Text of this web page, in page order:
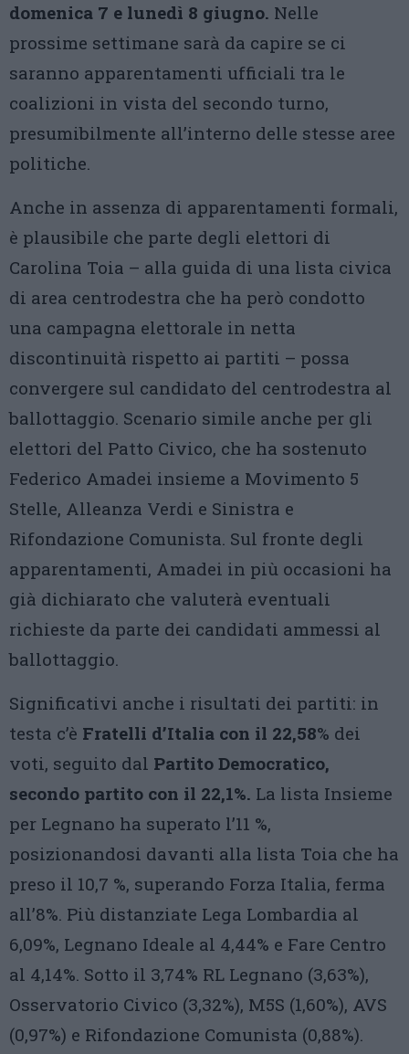
domenica 7 e lunedì 8 giugno. Nelle
prossime settimane sarà da capire se ci
saranno apparentamenti ufficiali tra le
coalizioni in vista del secondo turno,
presumibilmente all’interno delle stesse aree
politiche.
Anche in assenza di apparentamenti formali,
è plausibile che parte degli elettori di
Carolina Toia – alla guida di una lista civica
di area centrodestra che ha però condotto
una campagna elettorale in netta
discontinuità rispetto ai partiti – possa
convergere sul candidato del centrodestra al
ballottaggio. Scenario simile anche per gli
elettori del Patto Civico, che ha sostenuto
Federico Amadei insieme a Movimento 5
Stelle, Alleanza Verdi e Sinistra e
Rifondazione Comunista. Sul fronte degli
apparentamenti, Amadei in più occasioni ha
già dichiarato che valuterà eventuali
richieste da parte dei candidati ammessi al
ballottaggio.
Significativi anche i risultati dei partiti: in
testa c’è Fratelli d’Italia con il 22,58% dei
voti, seguito dal Partito Democratico,
secondo partito con il 22,1%. La lista Insieme
per Legnano ha superato l’11 %,
posizionandosi davanti alla lista Toia che ha
preso il 10,7 %, superando Forza Italia, ferma
all’8%. Più distanziate Lega Lombardia al
6,09%, Legnano Ideale al 4,44% e Fare Centro
al 4,14%. Sotto il 3,74% RL Legnano (3,63%),
Osservatorio Civico (3,32%), M5S (1,60%), AVS
(0,97%) e Rifondazione Comunista (0,88%).